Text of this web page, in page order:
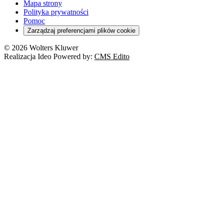
Cło
Deregulacja
Cyberbezpieczeństwo
Franczyza
Prawo autorskie
Turystyka
Orzeczenia
RODO
Mapa strony
Polityka prywatności
Pomoc
Zarządzaj preferencjami plików cookie
© 2026 Wolters Kluwer
Realizacja Ideo Powered by: CMS Edito